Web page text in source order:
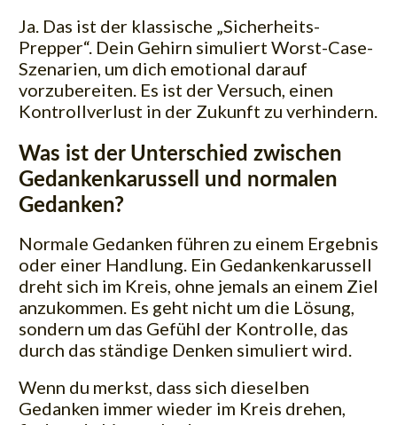
Ja. Das ist der klassische „Sicherheits-
Prepper“. Dein Gehirn simuliert Worst-Case-
Szenarien, um dich emotional darauf
vorzubereiten. Es ist der Versuch, einen
Kontrollverlust in der Zukunft zu verhindern.
Was ist der Unterschied zwischen
Gedankenkarussell und normalen
Gedanken?
Normale Gedanken führen zu einem Ergebnis
oder einer Handlung. Ein Gedankenkarussell
dreht sich im Kreis, ohne jemals an einem Ziel
anzukommen. Es geht nicht um die Lösung,
sondern um das Gefühl der Kontrolle, das
durch das ständige Denken simuliert wird.
Wenn du merkst, dass sich dieselben
Gedanken immer wieder im Kreis drehen,